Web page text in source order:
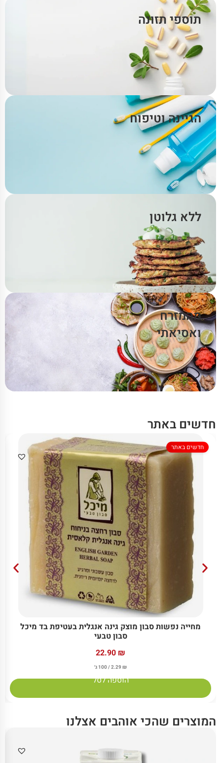
תוספי תזונה
הגיינה וטיפוח
ללא גלוטן
מהמזרח
ואסיאתי
חדשים באתר
חדשים באתר
מחייה נפשות סבון מוצק גינה אנגלית בעטיפת בד מיכל
סבון טבעי
22.90 ₪
2.29 ₪ / 100 ג׳
הוספה לסל
המוצרים שהכי אוהבים אצלנו